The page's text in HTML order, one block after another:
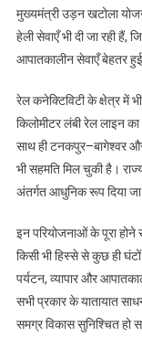
मुख्यमंत्री उड़न खटोला
हेली सेवाएँ भी दी जा रही हैं,
आपातकालीन सेवाएँ बेहतर
रेल कनेक्टिविटी के क्षेत्र में
किलोमीटर लंबी रेल लाइन
साथ ही टनकपुर–बागेश्वर
भी सहमति मिल चुकी है।
अंतर्गत आधुनिक रूप दिया जा
इन परियोजनाओं के पूरा
किसी भी हिस्से से कुछ ही
पर्यटन, व्यापार और
सभी प्रकार के यातायात
समग्र विकास सुनिश्चित हो